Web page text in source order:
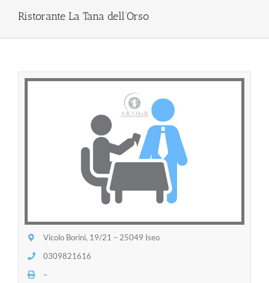
Ristorante La Tana dell’Orso
Vicolo Borini, 19/21 – 25049 Iseo
0309821616
–